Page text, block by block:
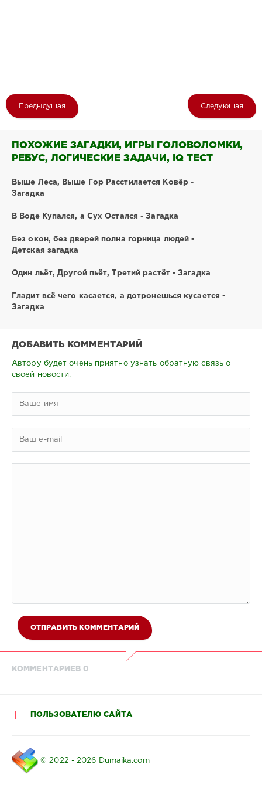
Предыдущая Следующая
ПОХОЖИЕ ЗАГАДКИ, ИГРЫ ГОЛОВОЛОМКИ,
РЕБУС, ЛОГИЧЕСКИЕ ЗАДАЧИ, IQ ТЕСТ
Выше Леса, Выше Гор Расстилается Ковёр -
Загадка
В Воде Купался, а Сух Остался - Загадка
Без окон, без дверей полна горница людей -
Детская загадка
Один льёт, Другой пьёт, Третий растёт - Загадка
Гладит всё чего касается, а дотронешься кусается -
Загадка
ДОБАВИТЬ КОММЕНТАРИЙ
Автору будет очень приятно узнать обратную связь о
своей новости.
ОТПРАВИТЬ КОММЕНТАРИЙ
КОММЕНТАРИЕВ 0
ПОЛЬЗОВАТЕЛЮ САЙТА
© 2022 - 2026 Dumaika.com